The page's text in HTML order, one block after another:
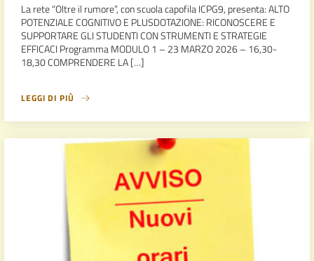
La rete “Oltre il rumore”, con scuola capofila ICPG9, presenta: ALTO
POTENZIALE COGNITIVO E PLUSDOTAZIONE: RICONOSCERE E
SUPPORTARE GLI STUDENTI CON STRUMENTI E STRATEGIE
EFFICACI Programma MODULO 1 – 23 MARZO 2026 – 16,30-
18,30 COMPRENDERE LA […]
LEGGI DI PIÙ